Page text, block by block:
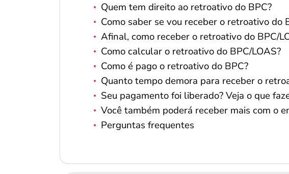
Quem tem direito ao retroativo do BPC?
Como saber se vou receber o retroativo do
Afinal, como receber o retroativo do BPC/
Como calcular o retroativo do BPC/LOAS?
Como é pago o retroativo do BPC?
Quanto tempo demora para receber o
Seu pagamento foi liberado? Veja o que
Você também poderá receber mais com o
Perguntas frequentes